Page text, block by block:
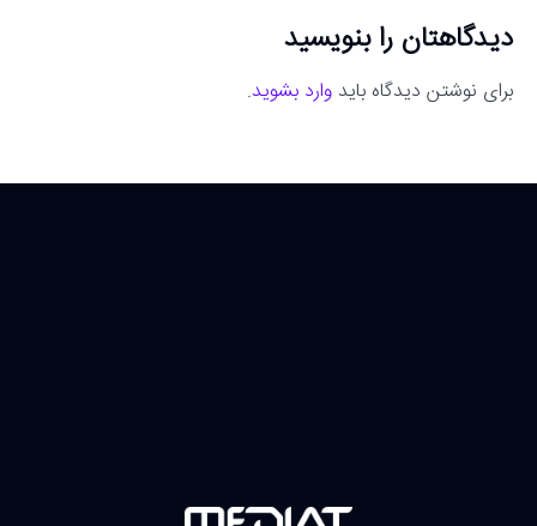
دیدگاهتان را بنویسید
برای نوشتن دیدگاه باید وارد بشوید.